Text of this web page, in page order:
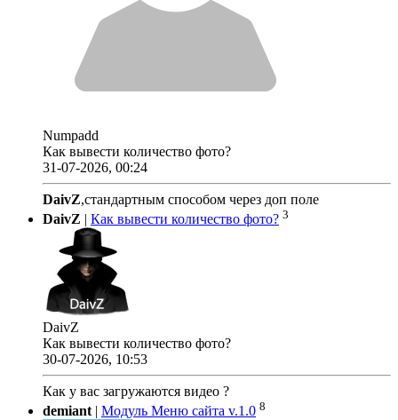
Numpadd
Как вывести количество фото?
31-07-2026, 00:24
DaivZ,стандартным способом через доп поле
DaivZ | Как вывести количество фото? 3
DaivZ
Как вывести количество фото?
30-07-2026, 10:53
Как у вас загружаются видео ?
demiant | Модуль Меню сайта v.1.0 8